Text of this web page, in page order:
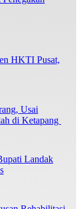
HKTI Pusat,
Usai
di Ketapang
Landak